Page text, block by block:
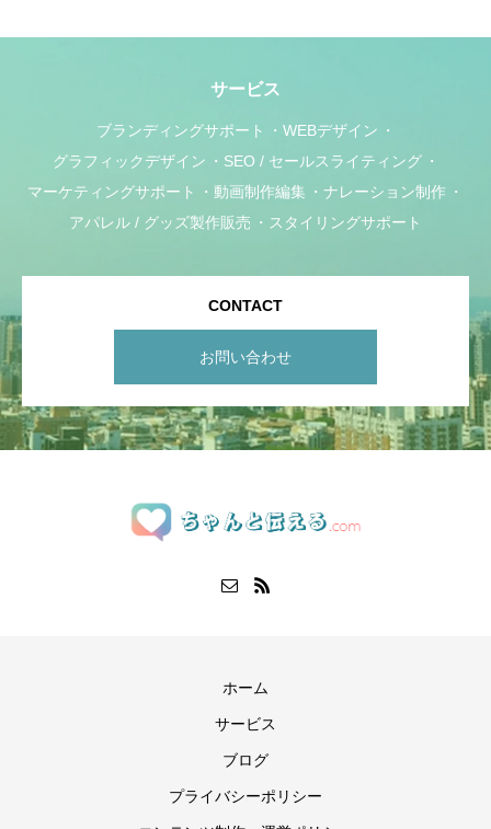
サービス
ブランディングサポート
WEBデザイン
グラフィックデザイン
SEO / セールスライティング
マーケティングサポート
動画制作編集
ナレーション制作
アパレル / グッズ製作販売
スタイリングサポート
CONTACT
お問い合わせ
ホーム
サービス
ブログ
プライバシーポリシー